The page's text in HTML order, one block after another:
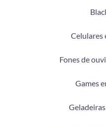
Celulares
Fones de
Games